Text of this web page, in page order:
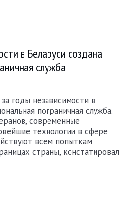
в Беларуси создана
служба
годы независимости в
пограничная служба.
современные
технологии в сфере
всем попыткам
страны, констатировал